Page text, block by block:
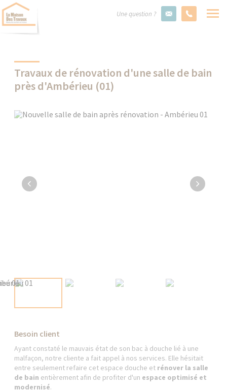
Une question ?
Travaux de rénovation d'une salle de bain
près d'Ambérieu (01)
Besoin client
Ayant constaté le mauvais état de son bac à douche lié à une
malfaçon, notre cliente a fait appel à nos services. Elle hésitait
entre seulement refaire cet espace douche et rénover la salle
de bain entièrement afin de profiter d'un espace optimisé et
modernisé.